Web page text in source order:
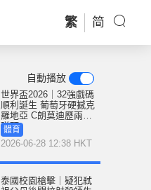
繁 简
自動播放
世界盃2026｜32強戲碼
順利誕生 葡萄牙硬撼克
羅地亞 C朗莫迪歷兩老
碰頭
體育
2026-06-28 12:38 HKT
泰國校園槍擊｜疑犯弒